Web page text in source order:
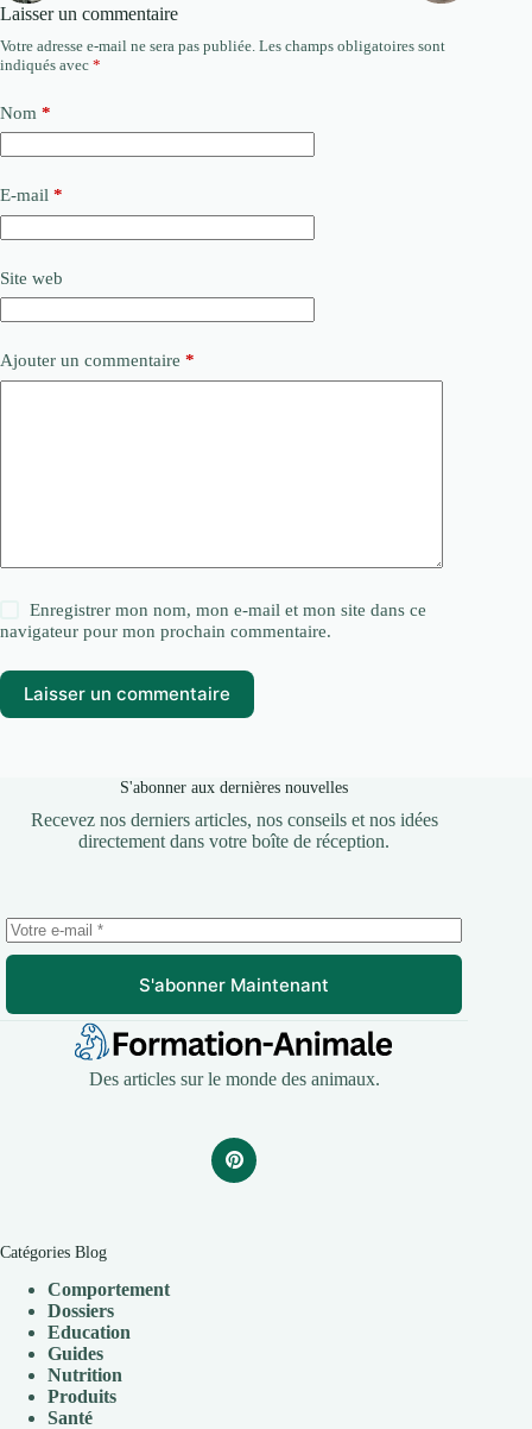
Laisser un commentaire
Votre adresse e-mail ne sera pas publiée. Les champs obligatoires sont
indiqués avec *
Nom *
E-mail *
Site web
Ajouter un commentaire *
Enregistrer mon nom, mon e-mail et mon site dans ce
navigateur pour mon prochain commentaire.
Laisser un commentaire
S'abonner aux dernières nouvelles
Recevez nos derniers articles, nos conseils et nos idées
directement dans votre boîte de réception.
S'abonner Maintenant
Des articles sur le monde des animaux.
Catégories Blog
Comportement
Dossiers
Education
Guides
Nutrition
Produits
Santé